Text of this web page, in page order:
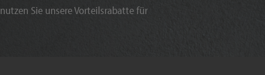
Sie unsere Vorteilsrabatte für